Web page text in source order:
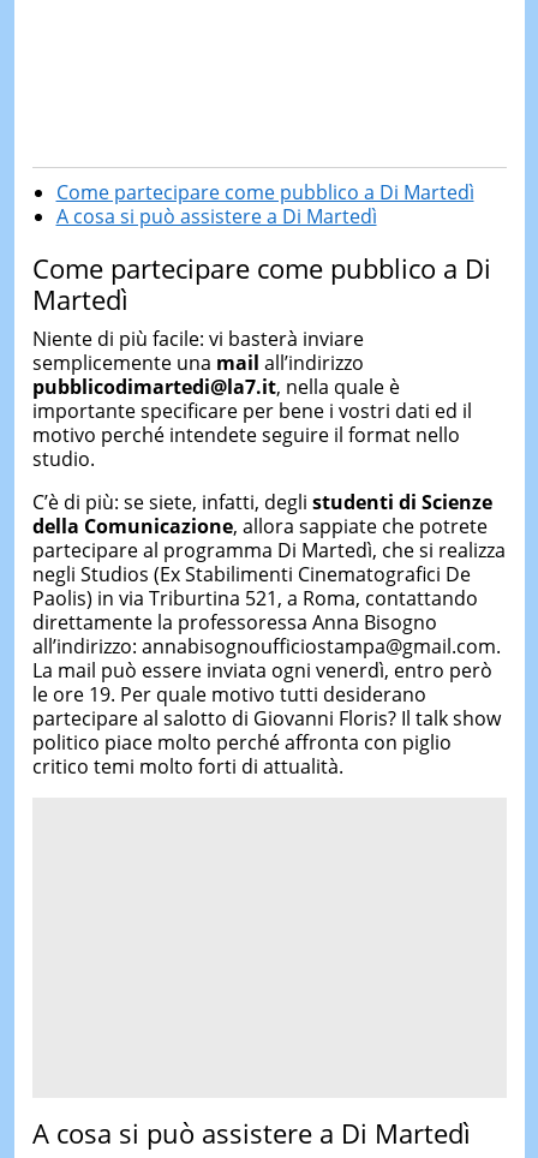
Come partecipare come pubblico a Di Martedì
A cosa si può assistere a Di Martedì
Come partecipare come pubblico a Di
Martedì
Niente di più facile: vi basterà inviare
semplicemente una mail all’indirizzo
pubblicodimartedi@la7.it, nella quale è
importante specificare per bene i vostri dati ed il
motivo perché intendete seguire il format nello
studio.
C’è di più: se siete, infatti, degli studenti di Scienze
della Comunicazione, allora sappiate che potrete
partecipare al programma Di Martedì, che si realizza
negli Studios (Ex Stabilimenti Cinematografici De
Paolis) in via Triburtina 521, a Roma, contattando
direttamente la professoressa Anna Bisogno
all’indirizzo: annabisognoufficiostampa@gmail.com.
La mail può essere inviata ogni venerdì, entro però
le ore 19. Per quale motivo tutti desiderano
partecipare al salotto di Giovanni Floris? Il talk show
politico piace molto perché affronta con piglio
critico temi molto forti di attualità.
A cosa si può assistere a Di Martedì